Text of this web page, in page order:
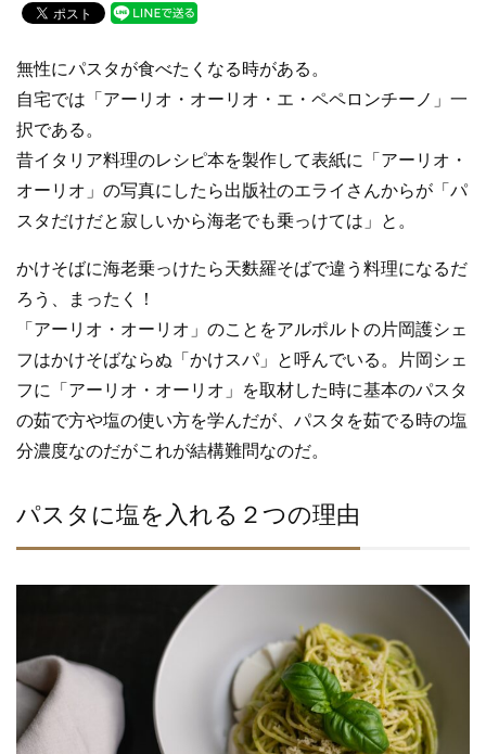
c
e
b
o
o
k
tt
er
e
無性にパスタが食べたくなる時がある。
自宅では「アーリオ・オーリオ・エ・ペペロンチーノ」一
択である。
昔イタリア料理のレシピ本を製作して表紙に「アーリオ・
オーリオ」の写真にしたら出版社のエライさんからが「パ
スタだけだと寂しいから海老でも乗っけては」と。
かけそばに海老乗っけたら天麩羅そばで違う料理になるだ
ろう、まったく！
「アーリオ・オーリオ」のことをアルポルトの片岡護シェ
フはかけそばならぬ「かけスパ」と呼んでいる。片岡シェ
フに「アーリオ・オーリオ」を取材した時に基本のパスタ
の茹で方や塩の使い方を学んだが、パスタを茹でる時の塩
分濃度なのだがこれが結構難問なのだ。
パスタに塩を入れる２つの理由